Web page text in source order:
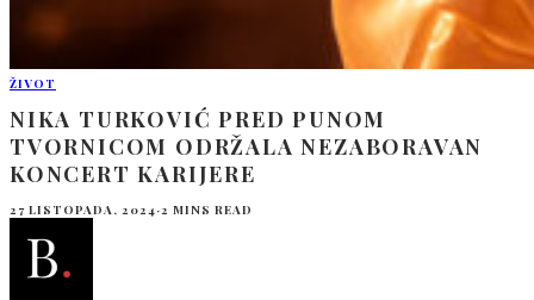
ŽIVOT
NIKA TURKOVIĆ PRED PUNOM
TVORNICOM ODRŽALA NEZABORAVAN
KONCERT KARIJERE
27 LISTOPADA, 2024·2 MINS READ